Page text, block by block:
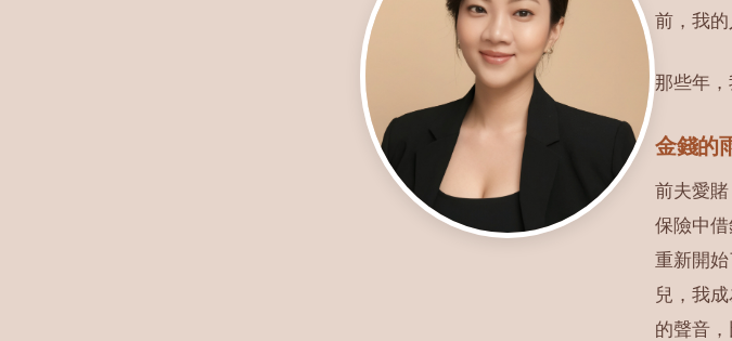
前，我的
那些年，
金錢的
前夫愛
保險中
重新開
兒，我
的聲音，